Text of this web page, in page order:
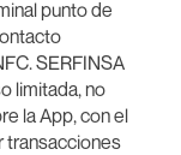
punto de
SERFINSA
limitada, no
la App, con el
transacciones